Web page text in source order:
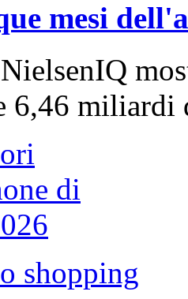
mesi
6,46
shopping